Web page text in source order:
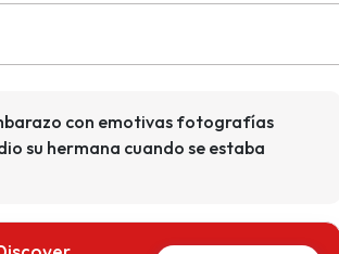
con emotivas fotografías
su hermana cuando se estaba